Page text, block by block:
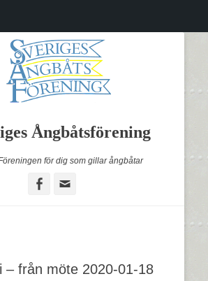
Ångbåtsförening
för dig som gillar ångbåtar
Facebook
– från möte 2020-01-18